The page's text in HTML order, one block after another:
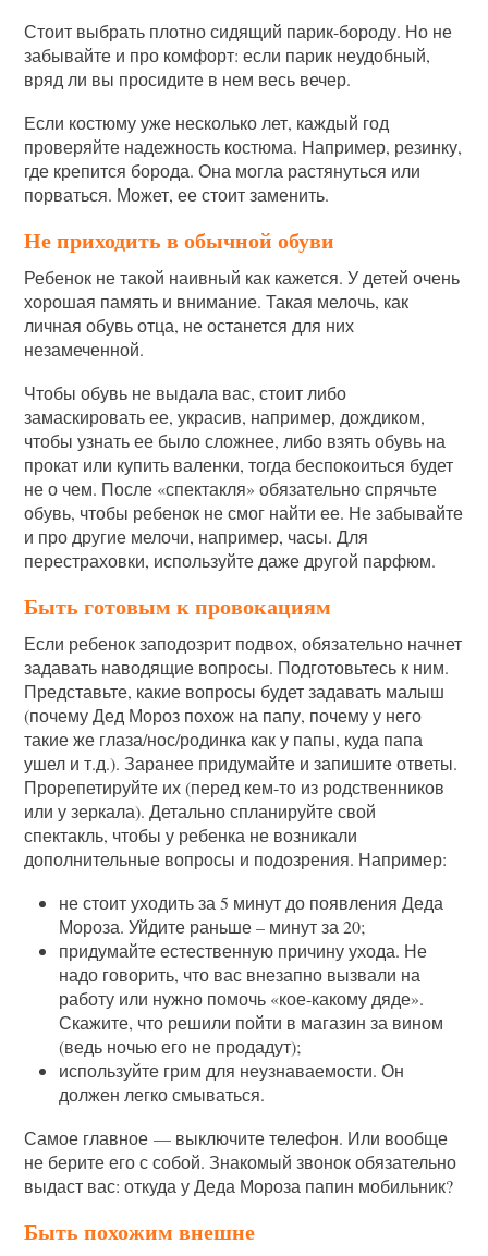
Стоит выбрать плотно сидящий парик-бороду. Но не
забывайте и про комфорт: если парик неудобный,
вряд ли вы просидите в нем весь вечер.
Если костюму уже несколько лет, каждый год
проверяйте надежность костюма. Например, резинку,
где крепится борода. Она могла растянуться или
порваться. Может, ее стоит заменить.
Не приходить в обычной обуви
Ребенок не такой наивный как кажется. У детей очень
хорошая память и внимание. Такая мелочь, как
личная обувь отца, не останется для них
незамеченной.
Чтобы обувь не выдала вас, стоит либо
замаскировать ее, украсив, например, дождиком,
чтобы узнать ее было сложнее, либо взять обувь на
прокат или купить валенки, тогда беспокоиться будет
не о чем. После «спектакля» обязательно спрячьте
обувь, чтобы ребенок не смог найти ее. Не забывайте
и про другие мелочи, например, часы. Для
перестраховки, используйте даже другой парфюм.
Быть готовым к провокациям
Если ребенок заподозрит подвох, обязательно начнет
задавать наводящие вопросы. Подготовьтесь к ним.
Представьте, какие вопросы будет задавать малыш
(почему Дед Мороз похож на папу, почему у него
такие же глаза/нос/родинка как у папы, куда папа
ушел и т.д.). Заранее придумайте и запишите ответы.
Прорепетируйте их (перед кем-то из родственников
или у зеркала). Детально спланируйте свой
спектакль, чтобы у ребенка не возникали
дополнительные вопросы и подозрения. Например:
не стоит уходить за 5 минут до появления Деда
Мороза. Уйдите раньше – минут за 20;
придумайте естественную причину ухода. Не
надо говорить, что вас внезапно вызвали на
работу или нужно помочь «кое-какому дяде».
Скажите, что решили пойти в магазин за вином
(ведь ночью его не продадут);
используйте грим для неузнаваемости. Он
должен легко смываться.
Самое главное — выключите телефон. Или вообще
не берите его с собой. Знакомый звонок обязательно
выдаст вас: откуда у Деда Мороза папин мобильник?
Быть похожим внешне